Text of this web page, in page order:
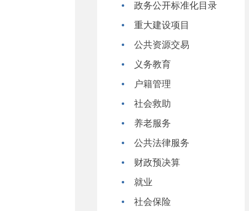
政务公开标准化目录
重大建设项目
公共资源交易
义务教育
户籍管理
社会救助
养老服务
公共法律服务
财政预决算
就业
社会保险